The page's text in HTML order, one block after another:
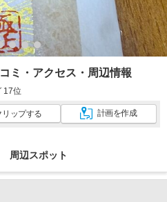
ミ・アクセス・周辺情報
17位
リップする 計画を作成
周辺スポット